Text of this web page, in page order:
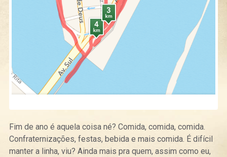
Fim de ano é aquela coisa né? Comida, comida, comida.
Confraternizações, festas, bebida e mais comida. É difícil
manter a linha, viu? Ainda mais pra quem, assim como eu,